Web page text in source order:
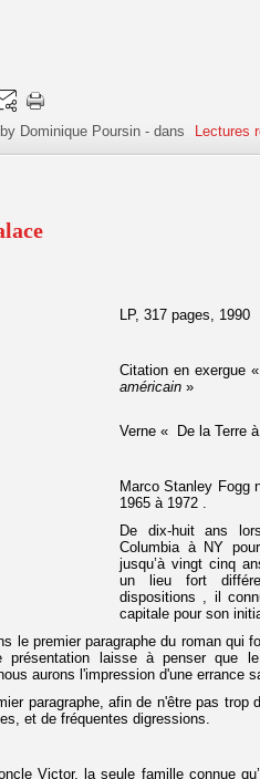
Dominique Poursin -dans Lectures
LP, 317 pages, 1990
Citation en exergue
américain »
Verne « De la Terre
Marco Stanley Fogg
1965 à 1972 .
De dix-huit ans
Columbia à NY
jusqu’à vingt cinq
un lieu fort
dispositions , il
capitale pour son
le premier paragraphe du roman qui
présentation laisse à penser que
aurons l'impression d'une errance
paragraphe, afin de n'être pas
et de fréquentes digressions.
Victor, la seule famille connue